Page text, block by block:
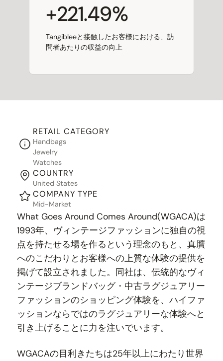
+221.49%
Tangibleeと接触したお客様における、訪
問者あたりの収益の向上
RETAIL CATEGORY
Handbags
Jewelry
Watches
COUNTRY
United States
COMPANY TYPE
Mid-Market
What Goes Around Comes Around(WGACA)は
1993年、ヴィンテージファッションに独自の視
点を持たせる場を作るという理念のもと、真贋
へのこだわりとお客様への上質な体験の提供を
掲げて設立されました。同社は、伝統的なヴィ
ンテージブランドバッグ・中古ラグジュアリー
ファッションのショッピング体験を、ハイファ
ッションならではのラグジュアリーな体験へと
引き上げることに力を注いでいます。
WGACAの目利きたちは25年以上にわたり世界